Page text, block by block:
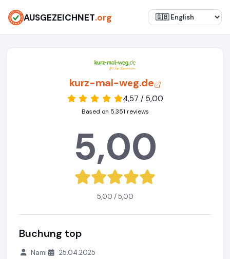
AUSGEZEICHNET.org
kurz-mal-weg.de
4,57 / 5,00
Based on 5.351 reviews
5,00
5,00 / 5,00
Buchung top
Nami 25.04.2025